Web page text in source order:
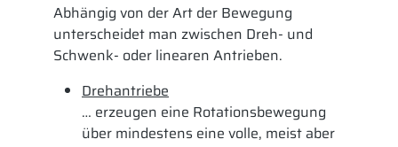
Abhängig von der Art der Bewegung
unterscheidet man zwischen Dreh- und
Schwenk- oder linearen Antrieben.
Drehantriebe
… erzeugen eine Rotationsbewegung
über mindestens eine volle, meist aber